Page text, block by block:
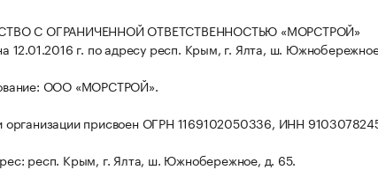
С ОГРАНИЧЕННОЙ ОТВЕТСТВЕННОСТЬЮ «МОРСТРОЙ»
12.01.2016 г. по адресу респ. Крым, г. Ялта, ш.
ООО «МОРСТРОЙ».
организации присвоен ОГРН 1169102050336, ИНН
респ. Крым, г. Ялта, ш. Южнобережное, д. 65.